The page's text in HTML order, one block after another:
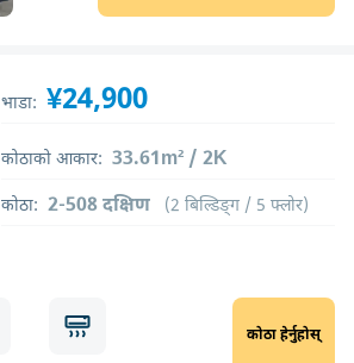
भाडा: ¥24,900
कोठाको आकार: 33.61m² / 2K
कोठा: 2-508 दक्षिण (2 बिल्डिङ्ग / 5 फ्लोर)
कोठा हेर्नुहोस्